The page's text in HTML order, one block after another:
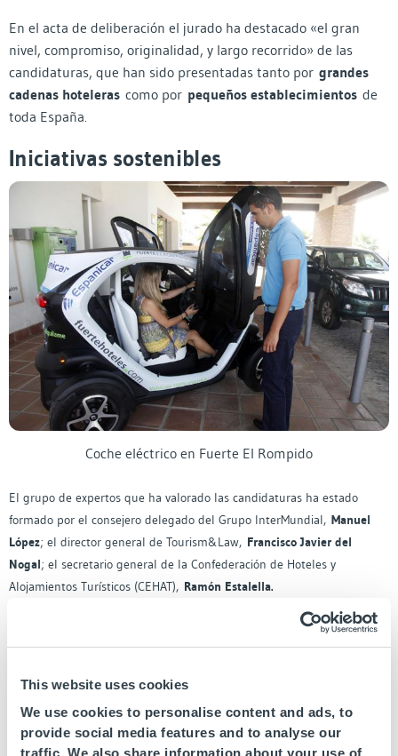
This website uses cookies
We use cookies to personalise content and ads, to
provide social media features and to analyse our
traffic. We also share information about your use of
En el acta de deliberación el jurado ha destacado «el gran
nivel, compromiso, originalidad, y largo recorrido» de las
candidaturas, que han sido presentadas tanto por grandes
cadenas hoteleras como por pequeños establecimientos de
toda España.
Iniciativas sostenibles
Coche eléctrico en Fuerte El Rompido
El grupo de expertos que ha valorado las candidaturas ha estado
formado por el consejero delegado del Grupo InterMundial, Manuel
López; el director general de Tourism&Law, Francisco Javier del
Nogal; el secretario general de la Confederación de Hoteles y
Alojamientos Turísticos (CEHAT), Ramón Estalella.
También ha participado en la selección el presidente de la
Asociación Empresarial Hotelera de Madrid (AEHM),Antonio
Segittur,Antonio López de Ávila
Confortel Hoteles, José Angel Palacios, ganador de la primera
edición del Premio RSC Hotelera, celebrada en el año 2012.